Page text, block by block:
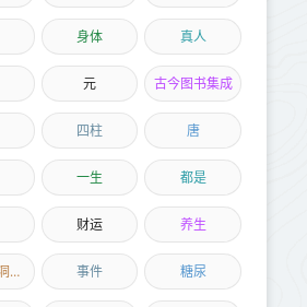
身体 真人
元 古今图书集成
四柱 唐
一生 都是
财运 养生
正统道藏洞神部 事件 糖尿